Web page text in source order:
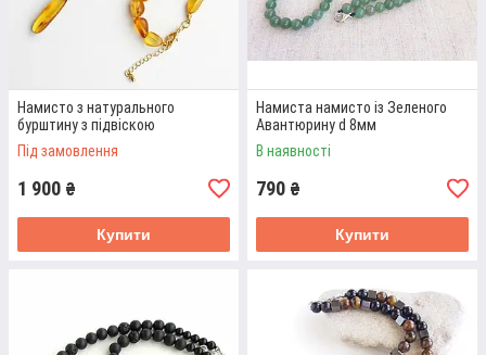
ЯКЕ НАМИСТО З НАТУРАЛЬНОГО КАМЕНЮ
КУПИТИ: ТОП ПРОДАЖІВ
Намисто з натурального
бурштину з підвіскою
Під замовлення
1 900 ₴
Купити
Намиста намисто із Зеленого
Авантюрину d 8мм
В наявності
790 ₴
Купити